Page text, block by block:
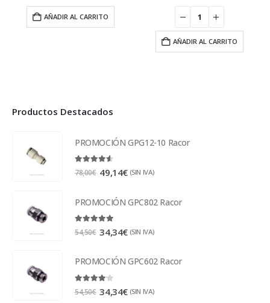
AÑADIR AL CARRITO
AÑADIR AL CARRITO
Productos Destacados
PROMOCIÓN GPG12-10 Racor
4.50out of 5
78,00€ 49,14€ (SIN IVA)
PROMOCIÓN GPC802 Racor
5.00out of 5
54,50€ 34,34€ (SIN IVA)
PROMOCIÓN GPC602 Racor
4.00out of 5
54,50€ 34,34€ (SIN IVA)